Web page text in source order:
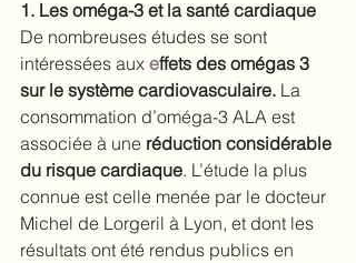
1. Les oméga-3 et la santé cardiaque
De nombreuses études se sont
intéressées aux effets des omégas 3
sur le système cardiovasculaire. La
consommation d’oméga-3 ALA est
associée à une réduction considérable
du risque cardiaque. L’étude la plus
connue est celle menée par le docteur
Michel de Lorgeril à Lyon, et dont les
résultats ont été rendus publics en